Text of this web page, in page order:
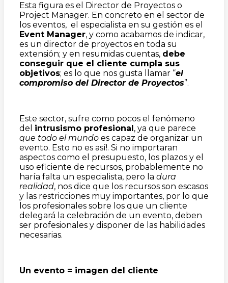
Esta figura es el Director de Proyectos o
Project Manager. En concreto en el sector de
los eventos, el especialista en su gestión es el
Event Manager, y como acabamos de indicar,
es un director de proyectos en toda su
extensión; y en resumidas cuentas, debe
conseguir que el cliente cumpla sus
objetivos; es lo que nos gusta llamar “el
compromiso del Director de Proyectos”.
Este sector, sufre como pocos el fenómeno
del intrusismo profesional, ya que parece
que todo el mundo es capaz de organizar un
evento. Esto no es así!. Si no importaran
aspectos como el presupuesto, los plazos y el
uso eficiente de recursos, probablemente no
haría falta un especialista, pero la dura
realidad, nos dice que los recursos son escasos
y las restricciones muy importantes, por lo que
los profesionales sobre los que un cliente
delegará la celebración de un evento, deben
ser profesionales y disponer de las habilidades
necesarias.
Un evento = imagen del cliente